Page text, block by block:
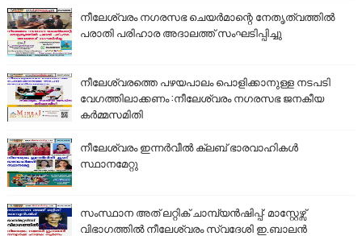
നീലേശ്വരം നഗരസഭ ചെയർമാന്റെ നേതൃത്വത്തിൽ
പരാതി പരിഹാര അദാലത്ത് സംഘടിപ്പിച്ചു
നീലേശ്വരത്തെ പഴയപാലം പൊളിക്കാനുള്ള നടപടി
വേഗത്തിലാക്കണം :നീലേശ്വരം നഗരസഭ ജനകീയ
കർമ്മസമിതി
നീലേശ്വരം ഇന്നർവീൽ ക്ലബ് ഭാരവാഹികൾ
സ്ഥാനമേറ്റു
സംസ്ഥാന അത് ലറ്റിക് ചാമ്പ്യൻഷിപ്പ്: മാസ്റ്റേഴ്സ്
വിഭാഗത്തിൽ നീലേശ്വരം സ്വദേശി ഇ.ബാലൻ